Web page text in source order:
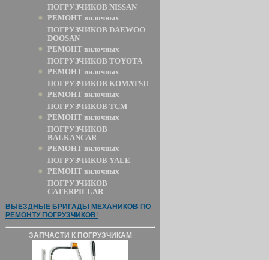
ПОГРУЗЧИКОВ NISSAN
РЕМОНТ вилочных
ПОГРУЗЧИКОВ DAEWOO
DOOSAN
РЕМОНТ вилочных
ПОГРУЗЧИКОВ TOYOTA
РЕМОНТ вилочных
ПОГРУЗЧИКОВ KOMATSU
РЕМОНТ вилочных
ПОГРУЗЧИКОВ TCM
РЕМОНТ вилочных
ПОГРУЗЧИКОВ
BALKANCAR
РЕМОНТ вилочных
ПОГРУЗЧИКОВ YALE
РЕМОНТ вилочных
ПОГРУЗЧИКОВ
CATERPILLAR
ВЫЕЗДНЫЕ БРИГАДЫ МЕХАНИКОВ ПО
РЕМОНТУ ПОГРУЗЧИКОВ!
ЗАПЧАСТИ К ПОГРУЗЧИКАМ